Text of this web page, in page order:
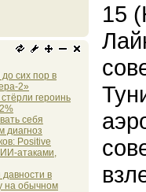
сих пор в
2»
героинь
себя
диагноз
Positive
ИИ-атаками,
в
на обычном
15